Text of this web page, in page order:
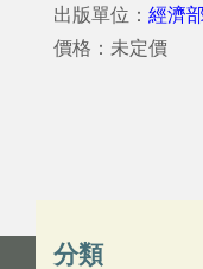
出版單位： 經濟部
價格：未定價
分類